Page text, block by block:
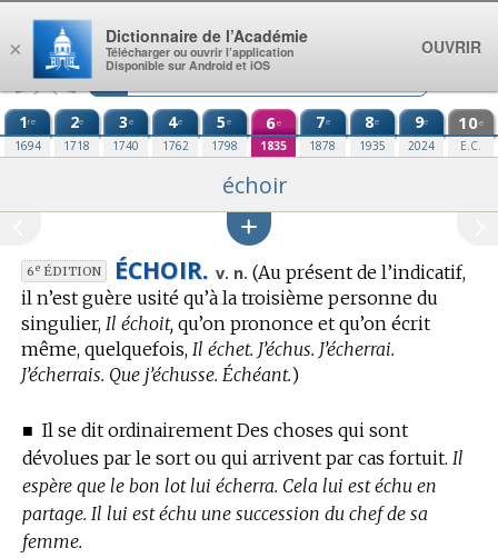
Aller au contenu
1re
1694
2e
1718
3e
1740
4e
1762
5e
1798
6e
1835
7e
1878
8e
1935
9e
2024
10e
E.C.
échoir
6eÉDITION ÉCHOIR. v. n. (Au présent de l’indicatif,
il n’est guère usité qu’à la troisième personne du
singulier, Il échoit, qu’on prononce et qu’on écrit
même, quelquefois, Il échet. J’échus. J’écherrai.
J’écherrais. Que j’échusse. Échéant.)
■ Il se dit ordinairement Des choses qui sont
dévolues par le sort ou qui arrivent par cas fortuit. Il
espère que le bon lot lui écherra. Cela lui est échu en
partage. Il lui est échu une succession du chef de sa
femme.
×
Dictionnaire de l’Académie
Télécharger ou ouvrir l’application
Disponible sur Android et iOS
OUVRIR